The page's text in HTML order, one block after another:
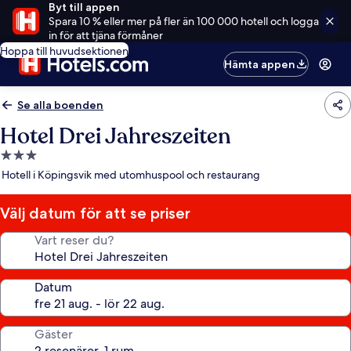
Byt till appen
Spara 10 % eller mer på fler än 100 000 hotell och logga
in för att tjäna förmåner
Hoppa till huvudsektionen
Hämta appen
Se alla boenden
Hotel Drei Jahreszeiten
3.0-
stjärnigt
Hotell i Köpingsvik med utomhuspool och restaurang
Välj datum för att se priser
Vart reser du?
Datum
Gäster